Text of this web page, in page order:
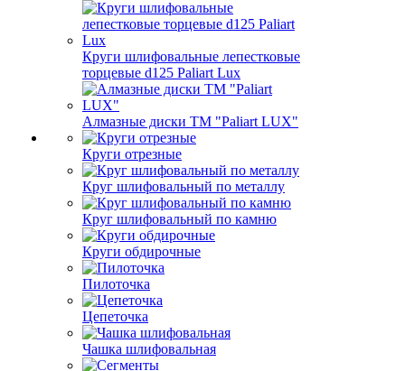
Круги шлифовальные лепестковые
торцевые d125 Paliart Lux
Алмазные диски ТМ "Paliart LUX"
Круги отрезные
Круг шлифовальный по металлу
Круг шлифовальный по камню
Круги обдирочные
Пилоточка
Цепеточка
Чашка шлифовальная